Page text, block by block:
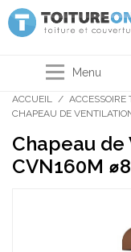
Menu
ACCUEIL / ACCESSOIRE
CHAPEAU DE
Chapeau de
CVN160M